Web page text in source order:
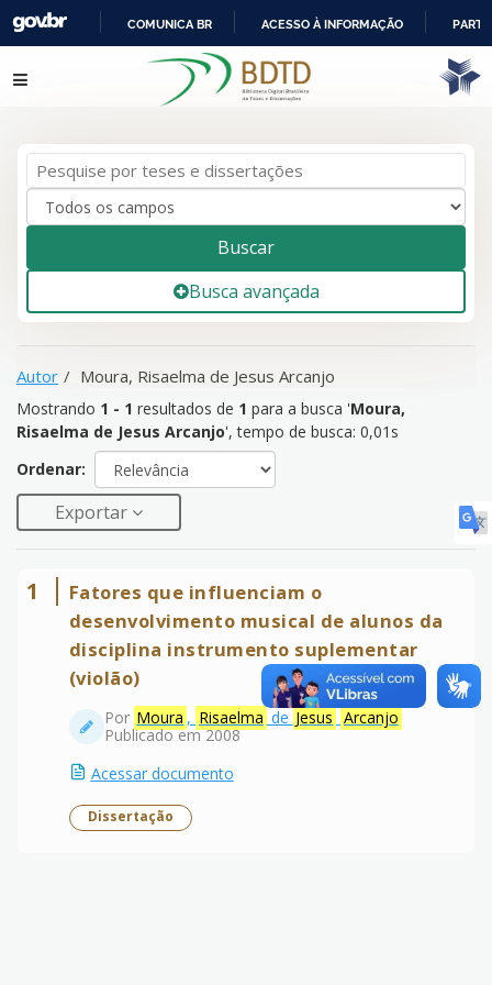
IR
PARA
COMUNICA BR ACESSO À INFORMAÇÃO
resultados de 1para a busca '
Moura, Risaelma
de Jesus Arcanjo
Pular para o conteúdo
Buscar
Busca avançada
Autor Moura, Risaelma de Jesus Arcanjo
Mostrando 1 - 1 resultados de 1 para a busca 'Moura,
Risaelma de Jesus Arcanjo', tempo de busca: 0,01s
Ordenar:
Exportar
1
Fatores que influenciam o
desenvolvimento musical de alunos da
disciplina instrumento suplementar
(violão)
Por Moura , Risaelma de Jesus Arcanjo
Publicado em 2008
Acessar documento
Dissertação